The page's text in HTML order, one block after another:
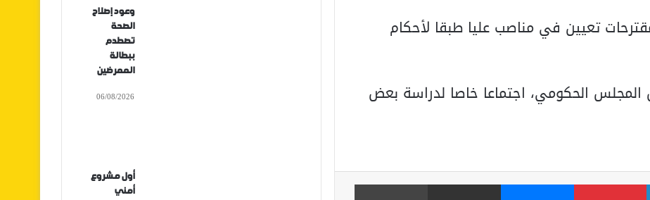
تعيين في مناصب عليا طبقا لأحكام
الحكومي، اجتماعا خاصا لدراسة بعض
لينكدإن بينتيريست ماسنجر مشاركة عبر البريد
وعود إصلاح
الصحة
تصطدم
ببطالة
الممرضين
06/08/2026
أول مشروع
أمني